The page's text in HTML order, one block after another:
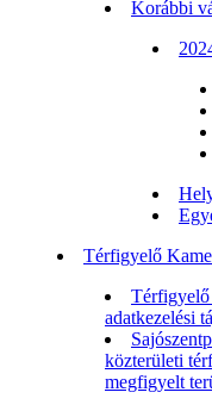
Korábbi
Térfigyelő
Térfigyelő
adatkezelési
közterületi
megfigyelt